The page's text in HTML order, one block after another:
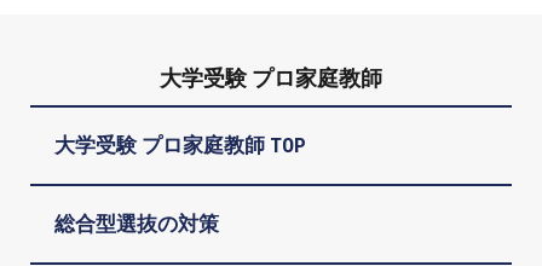
大学受験 プロ家庭教師
大学受験 プロ家庭教師 TOP
総合型選抜の対策